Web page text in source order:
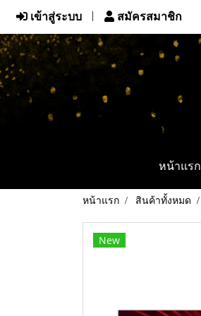
เข้าสู่ระบบ สมัครสมาชิก
หน้าแรก
หน้าแรก สินค้าทั้งหมด
New